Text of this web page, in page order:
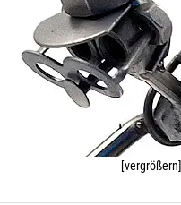
[vergrößern]